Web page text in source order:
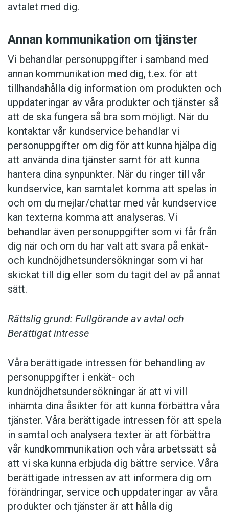
avtalet med dig.
Annan kommunikation om tjänster
Vi behandlar personuppgifter i samband med
annan kommunikation med dig, t.ex. för att
tillhandahålla dig information om produkten och
uppdateringar av våra produkter och tjänster så
att de ska fungera så bra som möjligt. När du
kontaktar vår kundservice behandlar vi
personuppgifter om dig för att kunna hjälpa dig
att använda dina tjänster samt för att kunna
hantera dina synpunkter. När du ringer till vår
kundservice, kan samtalet komma att spelas in
och om du mejlar/chattar med vår kundservice
kan texterna komma att analyseras. Vi
behandlar även personuppgifter som vi får från
dig när och om du har valt att svara på enkät-
och kundnöjdhetsundersökningar som vi har
skickat till dig eller som du tagit del av på annat
sätt.
Rättslig grund: Fullgörande av avtal och
Berättigat intresse
Våra berättigade intressen för behandling av
personuppgifter i enkät- och
kundnöjdhetsundersökningar är att vi vill
inhämta dina åsikter för att kunna förbättra våra
tjänster. Våra berättigade intressen för att spela
in samtal och analysera texter är att förbättra
vår kundkommunikation och våra arbetssätt så
att vi ska kunna erbjuda dig bättre service. Våra
berättigade intressen av att informera dig om
förändringar, service och uppdateringar av våra
produkter och tjänster är att hålla dig